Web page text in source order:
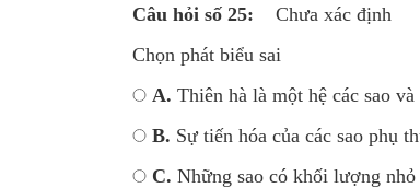
Câu hỏi số 25:
Chưa xác định
Chọn phát biểu sai
A. Thiên hà là một hệ các sao
B. Sự tiến hóa của các sao phụ
C. Những sao có khối lượng